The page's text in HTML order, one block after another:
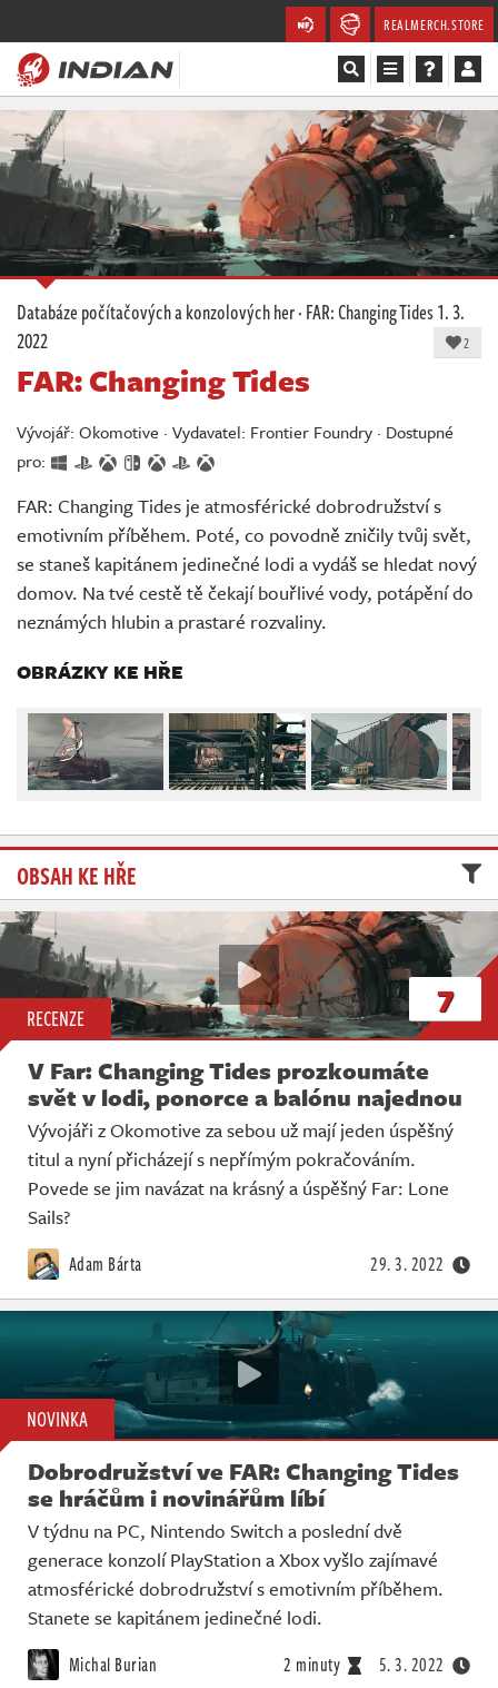
REALMERCH.STORE
Magazín
Recenze
Videa
Soutěže
Databáze
Komunita
Redakce
Živě
Databáze počítačových a konzolových her·FAR: Changing Tides1. 3.
2022
2
FAR: Changing Tides
Vývojář: Okomotive · Vydavatel: Frontier Foundry · Dostupné
pro:
FAR: Changing Tides je atmosférické dobrodružství s
emotivním příběhem. Poté, co povodně zničily tvůj svět,
se staneš kapitánem jedinečné lodi a vydáš se hledat nový
domov. Na tvé cestě tě čekají bouřlivé vody, potápění do
neznámých hlubin a prastaré rozvaliny.
OBRÁZKY KE HŘE
OBSAH KE HŘE
RECENZE 7
V Far: Changing Tides prozkoumáte
svět v lodi, ponorce a balónu najednou
Vývojáři z Okomotive za sebou už mají jeden úspěšný
titul a nyní přicházejí s nepřímým pokračováním.
Povede se jim navázat na krásný a úspěšný Far: Lone
Sails?
Adam Bárta 29. 3. 2022
NOVINKA
Dobrodružství ve FAR: Changing Tides
se hráčům i novinářům líbí
V týdnu na PC, Nintendo Switch a poslední dvě
generace konzolí PlayStation a Xbox vyšlo zajímavé
atmosférické dobrodružství s emotivním příběhem.
Stanete se kapitánem jedinečné lodi.
Michal Burian 2 minuty 5. 3. 2022